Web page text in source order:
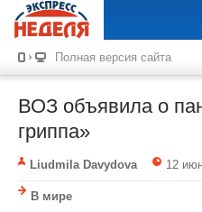
Полная версия сайта
ВОЗ объявила о
гриппа»
Liudmila Davydova 12
В мире